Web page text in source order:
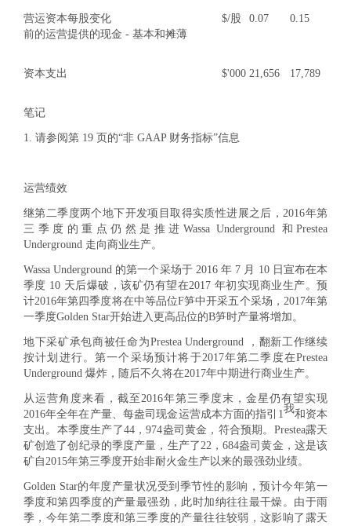
营运资本每股变化
前的运营提供的现金 - 基本和摊薄
$/股 0.07 0.15
资本支出 $'000 21,656 17,789
笔记
1. 请参阅第 19 页的“非 GAAP 财务指标”信息
运营绩效
继第二季度两个地下开发项目取得实质性进展之后，2016年第
三季度的重点仍然是推进Wassa Underground 和Prestea
Underground 走向商业生产。
Wassa Underground 的第一个采场于 2016 年 7 月 10 日宣布在本
季度 10 天后爆破，该矿仍有望在2017 年初实现商业生产。预
计2016年第四季度将在中等品位F笋中开采五个采场，2017年第
一季度Golden Star开始进入更高品位的B笋时产量将增加。
地下采矿承包商被任命为Prestea Underground ，翻新工作继续
按计划进行。第一个采场预计将于2017年第二季度在Prestea
Underground 爆炸，随后不久将在2017年中期进行商业生产。
从运营角度来看，截至2016年第三季度末，金星仍有望实现
2016年全年在产量、每盎司现金运营成本方面的指引1我和资本
支出。本季度生产了44，974盎司黄金，符合预期。Prestea露天
矿创造了创纪录的季度产量，生产了22，684盎司黄金，这是该
矿自2015年第三季度开始非耐火金生产以来的最强劲业绩。
Golden Star的年度产量状况受到季节性的影响，预计今年第一
季度和第四季度的产量最强劲，此时加纳往往最干燥。由于雨
季，今年第二季度和第三季度的产量往往较弱，这影响了露天